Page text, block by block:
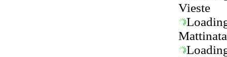
Vieste
Mattinata